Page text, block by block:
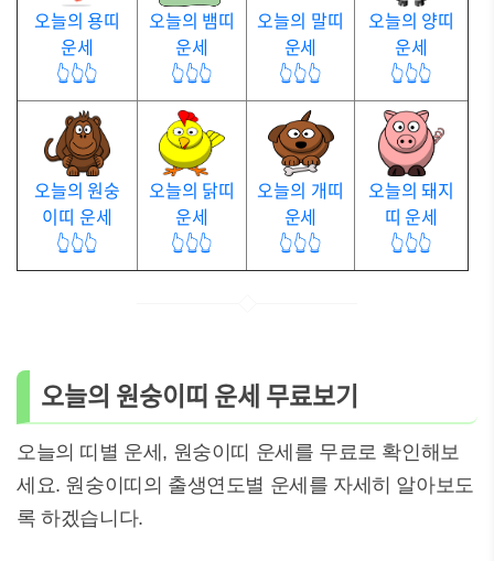
오늘의 용띠
운세
👆👆👆
오늘의 뱀띠
운세
👆👆👆
오늘의 말띠
운세
👆👆👆
오늘의 양띠
운세
👆👆👆
오늘의 원숭
이띠 운세
👆👆👆
오늘의 닭띠
운세
👆👆👆
오늘의 개띠
운세
👆👆👆
오늘의 돼지
띠 운세
👆👆👆
오늘의 원숭이띠 운세 무료보기
오늘의 띠별 운세, 원숭이띠 운세를 무료로 확인해보
세요. 원숭이띠의 출생연도별 운세를 자세히 알아보도
록 하겠습니다.